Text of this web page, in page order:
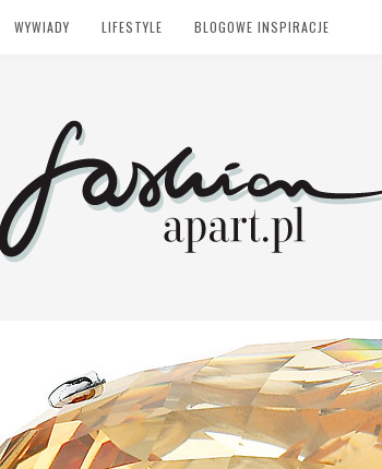
WYWIADY LIFESTYLE BLOGOWE INSPIRACJE